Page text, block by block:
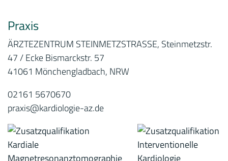
Praxis
ÄRZTEZENTRUM STEINMETZSTRASSE, Steinmetzstr.
47 / Ecke Bismarckstr. 57
41061 Mönchengladbach, NRW
02161 5670670
praxis@kardiologie-az.de